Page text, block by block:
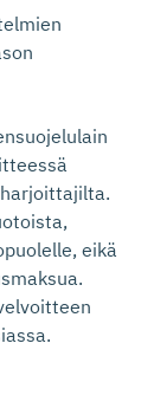
eikä